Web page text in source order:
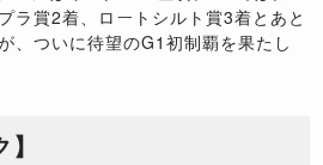
ラ賞2着、ロートシルト賞3着とあと
、ついに待望のG1初制覇を果たし